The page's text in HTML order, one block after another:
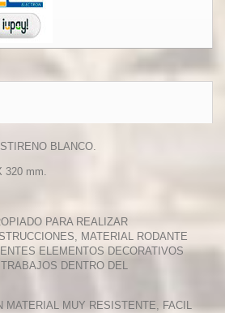
BLANCO.
320 mm.
PARA REALIZAR
MATERIAL RODANTE
ELEMENTOS DECORATIVOS
DENTRO DEL
MATERIAL MUY RESISTENTE, FACIL